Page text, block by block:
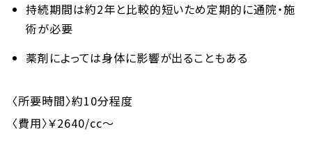
持続期間は約2年と比較的短いため定期的に通院・施
術が必要
薬剤によっては身体に影響が出ることもある
〈所要時間〉約10分程度
〈費用〉￥2640/cc～